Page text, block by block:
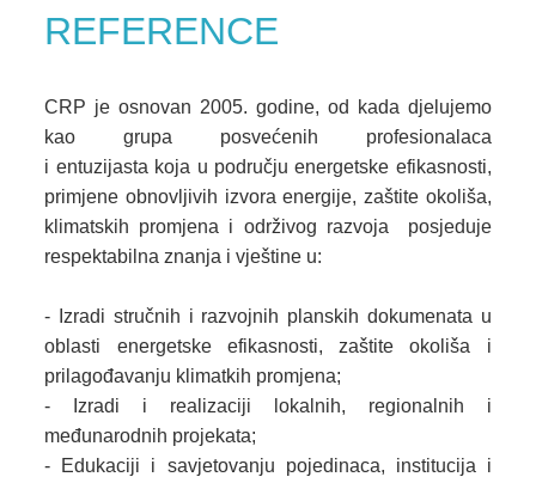
REFERENCE
CRP je osnovan 2005. godine, od kada djelujemo
kao grupa posvećenih profesionalaca
i entuzijasta koja u području energetske efikasnosti,
primjene obnovljivih izvora energije, zaštite okoliša,
klimatskih promjena i održivog razvoja posjeduje
respektabilna znanja i vještine u:
- Izradi stručnih i razvojnih planskih dokumenata u
oblasti energetske efikasnosti, zaštite okoliša i
prilagođavanju klimatkih promjena;
- Izradi i realizaciji lokalnih, regionalnih i
međunarodnih projekata;
- Edukaciji i savjetovanju pojedinaca, institucija i